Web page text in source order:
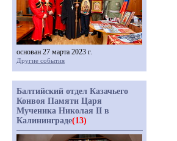
основан 27 марта 2023 г.
Другие события
Балтийский отдел Казачьего
Конвоя Памяти Царя
Мученика Николая II в
Калининграде(13)